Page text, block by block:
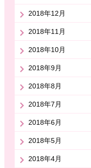
2018年12月
2018年11月
2018年10月
2018年9月
2018年8月
2018年7月
2018年6月
2018年5月
2018年4月